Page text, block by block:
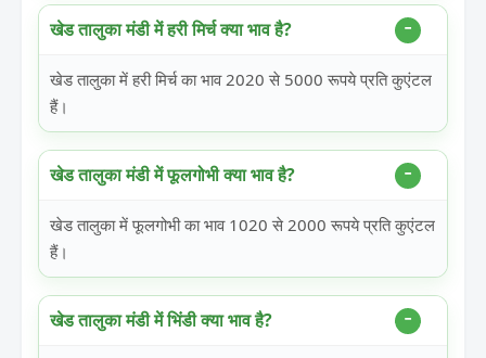
खेड तालुका मंडी में हरी मिर्च क्या भाव है?
खेड तालुका में हरी मिर्च का भाव 2020 से 5000 रूपये प्रति कुएंटल
हैं।
खेड तालुका मंडी में फूलगोभी क्या भाव है?
खेड तालुका में फूलगोभी का भाव 1020 से 2000 रूपये प्रति कुएंटल
हैं।
खेड तालुका मंडी में भिंडी क्या भाव है?